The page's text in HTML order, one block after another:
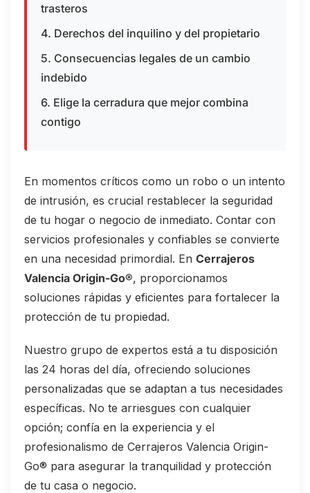
trasteros
4. Derechos del inquilino y del propietario
5. Consecuencias legales de un cambio
indebido
6. Elige la cerradura que mejor combina
contigo
En momentos críticos como un robo o un intento
de intrusión, es crucial restablecer la seguridad
de tu hogar o negocio de inmediato. Contar con
servicios profesionales y confiables se convierte
en una necesidad primordial. En Cerrajeros
Valencia Origin-Go®, proporcionamos
soluciones rápidas y eficientes para fortalecer la
protección de tu propiedad.
Nuestro grupo de expertos está a tu disposición
las 24 horas del día, ofreciendo soluciones
personalizadas que se adaptan a tus necesidades
específicas. No te arriesgues con cualquier
opción; confía en la experiencia y el
profesionalismo de Cerrajeros Valencia Origin-
Go® para asegurar la tranquilidad y protección
de tu casa o negocio.